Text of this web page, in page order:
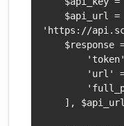
'https://